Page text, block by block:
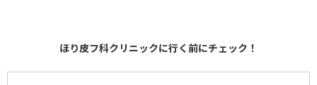
ほり皮フ科クリニックに行く前にチェック！